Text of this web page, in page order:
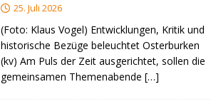
25. Juli 2026
(Foto: Klaus Vogel) Entwicklungen, Kritik und
historische Bezüge beleuchtet Osterburken
(kv) Am Puls der Zeit ausgerichtet, sollen die
gemeinsamen Themenabende[…]